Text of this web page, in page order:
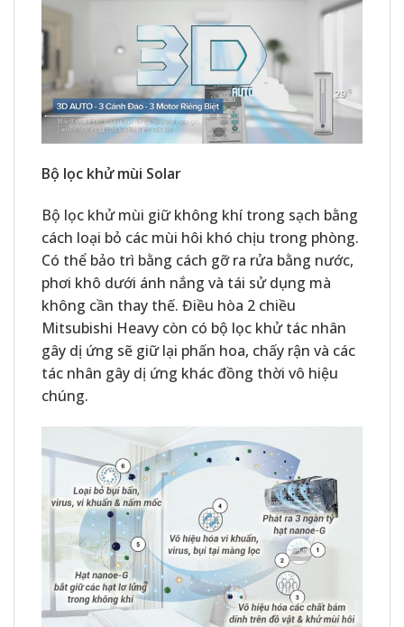
Bộ lọc khử mùi Solar
Bộ lọc khử mùi giữ không khí trong sạch bằng
cách loại bỏ các mùi hôi khó chịu trong phòng.
Có thể bảo trì bằng cách gỡ ra rửa bằng nước,
phơi khô dưới ánh nắng và tái sử dụng mà
không cần thay thế. Điều hòa 2 chiều
Mitsubishi Heavy còn có bộ lọc khử tác nhân
gây dị ứng sẽ giữ lại phấn hoa, chấy rận và các
tác nhân gây dị ứng khác đồng thời vô hiệu
chúng.